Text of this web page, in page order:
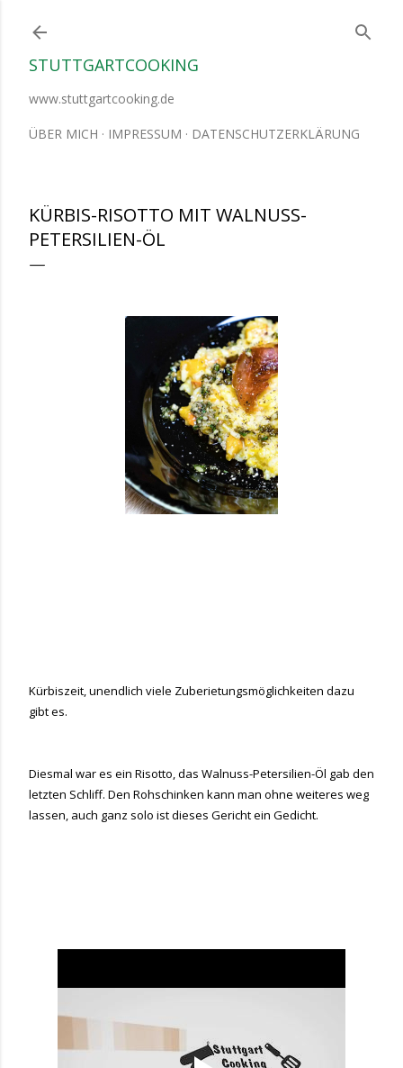
STUTTGARTCOOKING
www.stuttgartcooking.de
ÜBER MICH IMPRESSUM DATENSCHUTZERKLÄRUNG
KÜRBIS-RISOTTO MIT WALNUSS-
PETERSILIEN-ÖL
Kürbiszeit, unendlich viele Zuberietungsmöglichkeiten dazu
gibt es.
Diesmal war es ein Risotto, das Walnuss-Petersilien-Öl gab den
letzten Schliff. Den Rohschinken kann man ohne weiteres weg
lassen, auch ganz solo ist dieses Gericht ein Gedicht.